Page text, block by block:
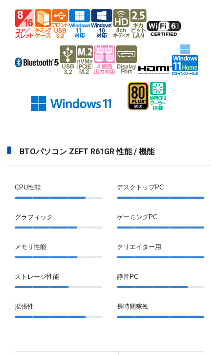
BTOパソコン ZEFT R61GR 性能 / 機能
CPU性能
グラフィック
メモリ性能
ストレージ性能
拡張性
デスクトップPC
ゲーミングPC
クリエイター用
静音PC
長時間稼働